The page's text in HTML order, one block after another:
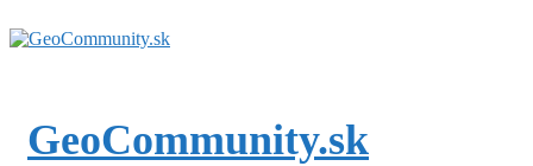
GeoCommunity.sk